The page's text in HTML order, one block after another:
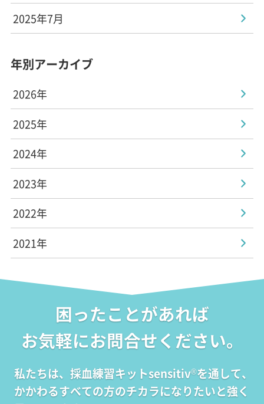
2025年7月
年別アーカイブ
2026年
2025年
2024年
2023年
2022年
2021年
困ったことがあれば
お気軽にお問合せください。
私たちは、採血練習キットsensitiv®を通して、
かかわるすべての方のチカラになりたいと強く